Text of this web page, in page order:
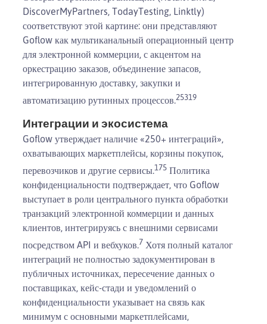
DiscoverMyPartners, TodayTesting, Linktly)
соответствуют этой картине: они представляют
Goflow как мультиканальный операционный центр
для электронной коммерции, с акцентом на
оркестрацию заказов, объединение запасов,
интегрированную доставку, закупки и
автоматизацию рутинных процессов.25319
Интеграции и экосистема
Goflow утверждает наличие «250+ интеграций»,
охватывающих маркетплейсы, корзины покупок,
перевозчиков и другие сервисы.175 Политика
конфиденциальности подтверждает, что Goflow
выступает в роли центрального пункта обработки
транзакций электронной коммерции и данных
клиентов, интегрируясь с внешними сервисами
посредством API и вебхуков.7 Хотя полный каталог
интеграций не полностью задокументирован в
публичных источниках, пересечение данных о
поставщиках, кейс-стади и уведомлений о
конфиденциальности указывает на связь как
минимум с основными маркетплейсами,